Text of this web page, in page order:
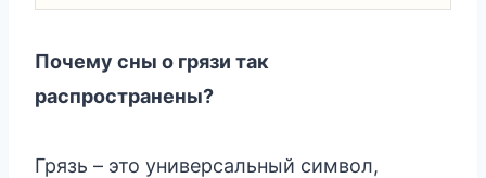
Почему сны о грязи так
распространены?
Грязь – это универсальный символ,